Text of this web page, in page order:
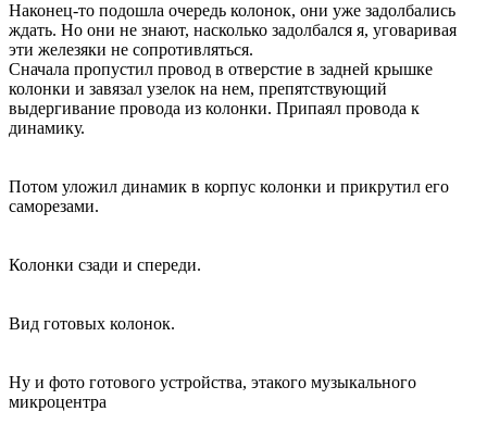
Наконец-то подошла очередь колонок, они уже задолбались
ждать. Но они не знают, насколько задолбался я, уговаривая
эти железяки не сопротивляться.
Сначала пропустил провод в отверстие в задней крышке
колонки и завязал узелок на нем, препятствующий
выдергивание провода из колонки. Припаял провода к
динамику.
Потом уложил динамик в корпус колонки и прикрутил его
саморезами.
Колонки сзади и спереди.
Вид готовых колонок.
Ну и фото готового устройства, этакого музыкального
микроцентра